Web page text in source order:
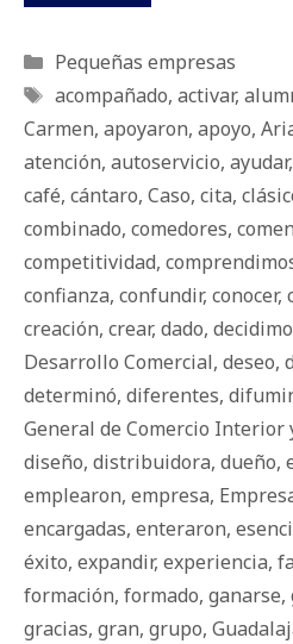
Categorías
Pequeñas empresas
Etiquetas
acompañado, activar,
Carmen, apoyaron, apoyo,
atención, autoservicio, ayudar,
café, cántaro, Caso, cita,
combinado, comedores,
competitividad,
confianza, confundir, conocer,
creación, crear, dado,
Desarrollo Comercial, deseo,
determinó, diferentes,
General de Comercio Interior
diseño, distribuidora, dueño,
emplearon, empresa,
encargadas, enteraron,
éxito, expandir, experiencia,
formación, formado, ganarse,
gracias, gran, grupo,